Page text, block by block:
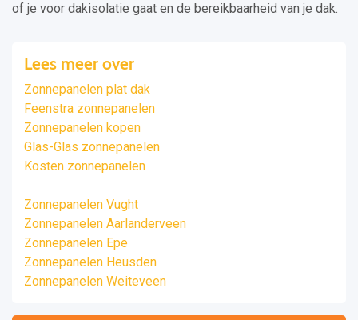
of je voor dakisolatie gaat en de bereikbaarheid van je dak.
Lees meer over
Zonnepanelen plat dak
Feenstra zonnepanelen
Zonnepanelen kopen
Glas-Glas zonnepanelen
Kosten zonnepanelen
Zonnepanelen Vught
Zonnepanelen Aarlanderveen
Zonnepanelen Epe
Zonnepanelen Heusden
Zonnepanelen Weiteveen